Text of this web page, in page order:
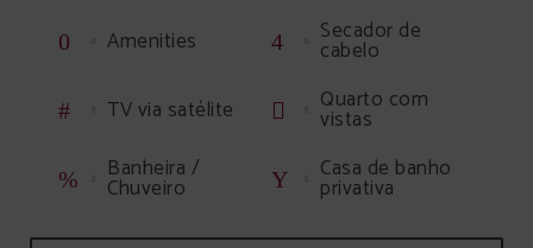
Amenities Secador de
cabelo
TV via satélite
Quarto com
vistas
Banheira /
Chuveiro
Casa de banho
privativa